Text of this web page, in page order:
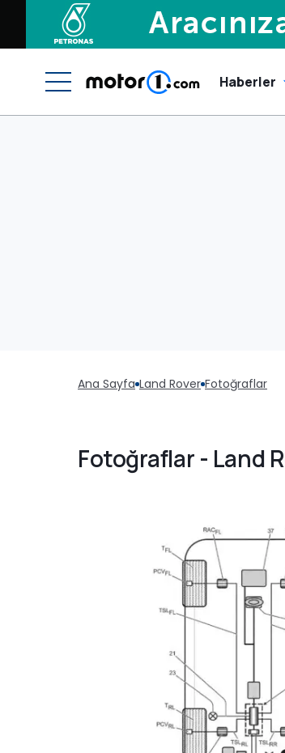
Haberler
Ana Sayfa Land Rover Fotoğraflar
Fotoğraflar - Land